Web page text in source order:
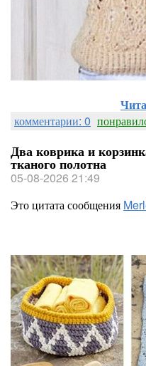
комментарии: 0
Два коврика и
тканого полотна
05-08-2026 21:49
Это цитата сообщения